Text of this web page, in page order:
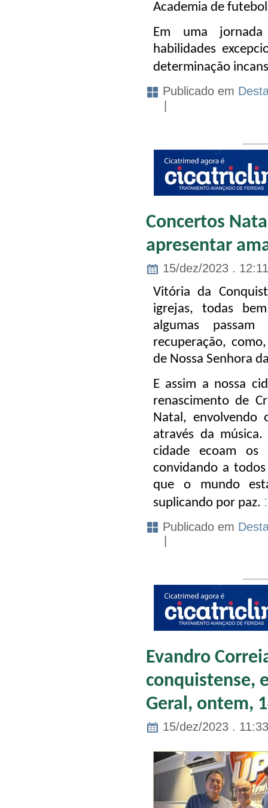
Academia de
Em uma jornada
habilidades
determinação
Publicado em
Concertos
apresentar
15/dez/2023 . 12:11
Vitória da
igrejas, todas
algumas
recuperação,
de Nossa Senhora
E assim a nossa
renascimento de
Natal, envolvendo
através da
cidade ecoam os
convidando a
que o mundo
suplicando por paz.
Publicado em
Evandro
conquistense,
Geral, ontem,
15/dez/2023 . 11:33